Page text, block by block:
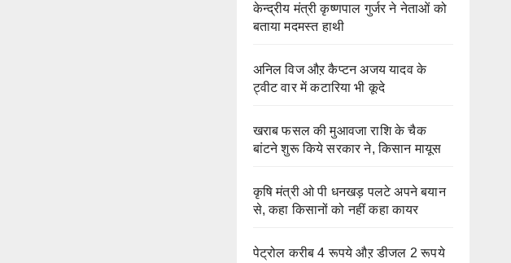
केन्द्रीय मंत्री कृष्णपाल गुर्जर ने नेताओं को
बताया मदमस्त हाथी
अनिल विज औऱ कैप्टन अजय यादव के
ट्वीट वार में कटारिया भी कूदे
खराब फसल की मुआवजा राशि के चैक
बांटने शुरू किये सरकार ने, किसान मायूस
कृषि मंत्री ओ पी धनखड़ पलटे अपने बयान
से, कहा किसानों को नहीं कहा कायर
पेट्रोल करीब 4 रूपये औऱ डीजल 2 रूपये